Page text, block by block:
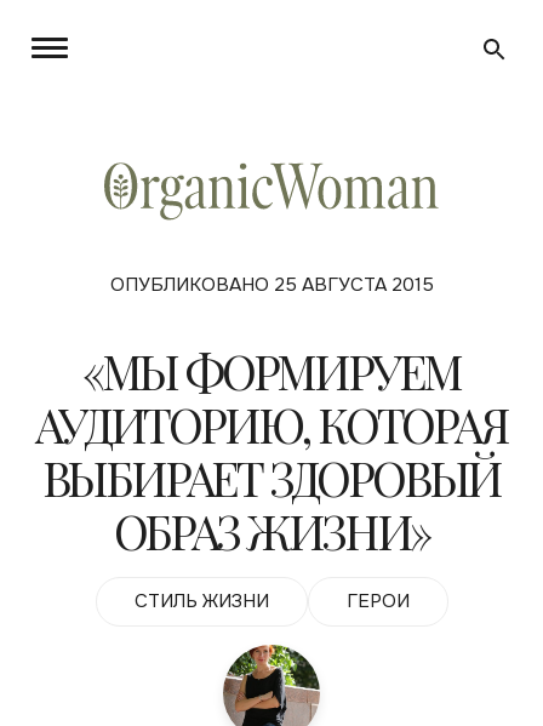
ОПУБЛИКОВАНО 25 АВГУСТА 2015
«МЫ ФОРМИРУЕМ
АУДИТОРИЮ, КОТОРАЯ
ВЫБИРАЕТ ЗДОРОВЫЙ
ОБРАЗ ЖИЗНИ»
СТИЛЬ ЖИЗНИ ГЕРОИ